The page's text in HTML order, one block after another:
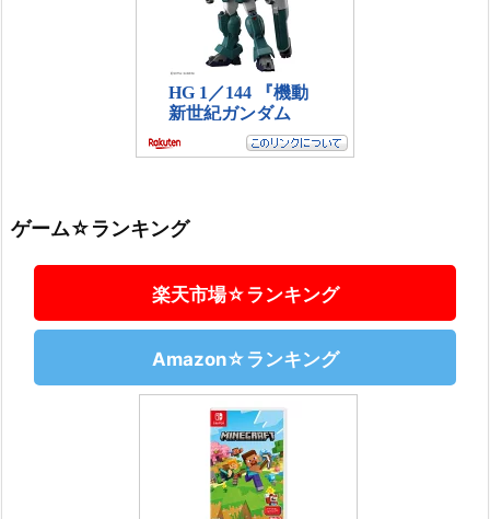
ゲーム☆ランキング
楽天市場☆ランキング
Amazon☆ランキング